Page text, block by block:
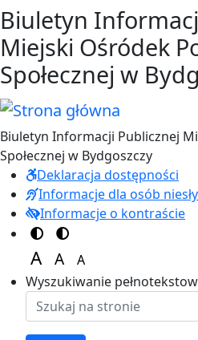
Biuletyn
Miejski Ośródek
Społecznej w
Biuletyn Informacji Publicznej
Społecznej w Bydgoszczy
Deklaracja dostępności
Informacje dla osób
Informacje o kontraście
Switch to color theme
Switch to high
A
Set font size to
A
Set font size to
A
Set font size to
Wyszukiwanie